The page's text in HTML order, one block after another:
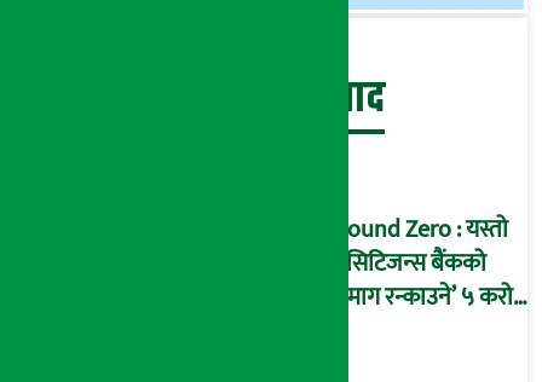
बेथिति मुर्दाबाद
Ground Zero : यस्तो
छ सिटिजन्स बैंकको
‘दिमाग रन्काउने’ ५ करोड